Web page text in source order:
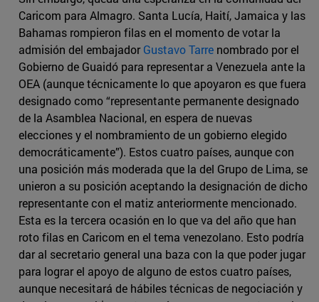
Caricom para Almagro. Santa Lucía, Haití, Jamaica y las
Bahamas rompieron filas en el momento de votar la
admisión del embajadorGustavo Tarre nombrado por el
Gobierno de Guaidó para representar a Venezuela ante la
OEA (aunque técnicamente lo que apoyaron es que fuera
designado como “representante permanente designado
de la Asamblea Nacional, en espera de nuevas
elecciones y el nombramiento de un gobierno elegido
democráticamente”). Estos cuatro países, aunque con
una posición más moderada que la del Grupo de Lima, se
unieron a su posición aceptando la designación de dicho
representante con el matiz anteriormente mencionado.
Esta es la tercera ocasión en lo que va del año que han
roto filas en Caricom en el tema venezolano. Esto podría
dar al secretario general una baza con la que poder jugar
para lograr el apoyo de alguno de estos cuatro países,
aunque necesitará de hábiles técnicas de negociación y